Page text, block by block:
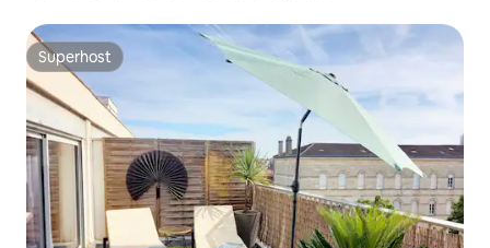
Superhost
Superhost